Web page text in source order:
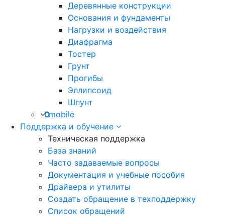
Деревянные конструкции
Основания и фундаменты
Нагрузки и воздействия
Диафрагма
Тостер
Грунт
Прогибы
Эллипсоид
Шпунт
mobile
Поддержка и обучение
Техническая поддержка
База знаний
Часто задаваемые вопросы
Документация и учебные пособия
Драйвера и утилиты
Создать обращение в техподдержку
Список обращений